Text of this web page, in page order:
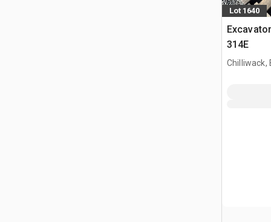
Lot 1640
314E
Chilliwack,